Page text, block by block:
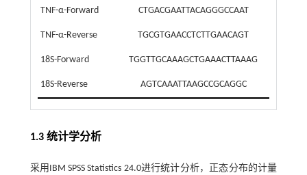
TNF-α-Forward CTGACGAATTACAGGGCCAAT
TNF-α-Reverse TGCGTGAACCTCTTGAACAGT
18S-Forward TGGTTGCAAAGCTGAAACTTAAAG
18S-Reverse AGTCAAATTAAGCCGCAGGC
1.3 统计学分析
采用IBM SPSS Statistics 24.0进行统计分析，正态分布的计量